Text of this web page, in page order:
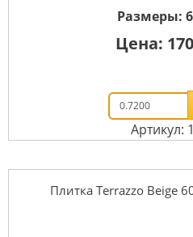
Размеры:
Цена:
Артикул:
Плитка Terrazzo Beige